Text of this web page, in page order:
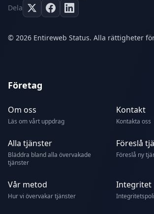
Dela
© 2026 Entireweb Status. Alla rättigheter
Företag
Om oss
Läs om vårt uppdrag
Kontakt
Kontakta oss
Alla tjänster
Bläddra bland alla övervakade
tjänster
Föreslå
Föreslå ny
Vår metod
Hur vi övervakar tjänster
Integritet